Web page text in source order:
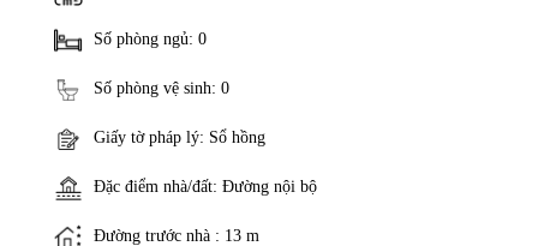
Số phòng ngủ: 0
Số phòng vệ sinh: 0
Giấy tờ pháp lý: Sổ hồng
Đặc điểm nhà/đất: Đường nội bộ
Đường trước nhà : 13 m